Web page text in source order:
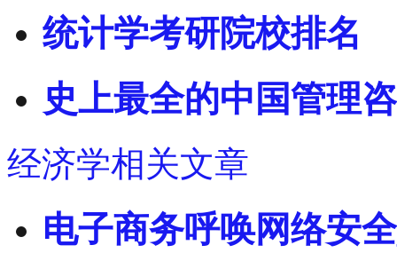
统计学考研院校排名
史上最全的中国管理
经济学相关文章
电子商务呼唤网络安